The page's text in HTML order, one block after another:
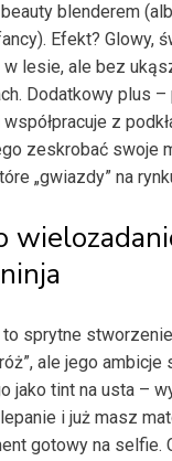
blenderem
Efekt? Glowy,
lesie, ale bez
Dodatkowy plus
z
zeskrobać swoje
„gwiazdy” na
to sprytne
ale jego ambicje
jako tint na usta –
i już masz
gotowy na selfie.